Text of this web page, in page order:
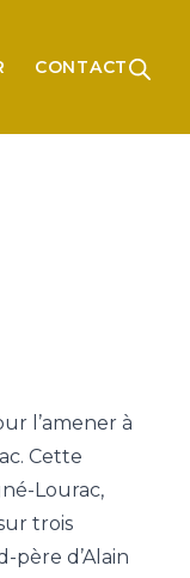
CONTACT
l’amener à
Cette
Lourac,
trois
père d’Alain